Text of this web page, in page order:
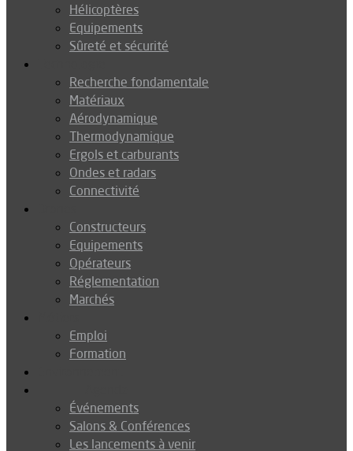
Hélicoptères
Equipements
Sûreté et sécurité
Recherche fondamentale
Matériaux
Aérodynamique
Thermodynamique
Ergols et carburants
Ondes et radars
Connectivité
Constructeurs
Equipements
Opérateurs
Réglementation
Marchés
Emploi
Formation
Événements
Salons & Conférences
Les lancements à venir